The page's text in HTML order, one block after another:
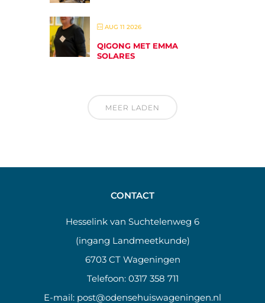
AUG 11 2026
QIGONG MET EMMA
SOLARES
MEER LADEN
CONTACT
Hesselink van Suchtelenweg 6
(ingang Landmeetkunde)
6703 CT Wageningen
Telefoon: 0317 358 711
E-mail: post@odensehuiswageningen.nl